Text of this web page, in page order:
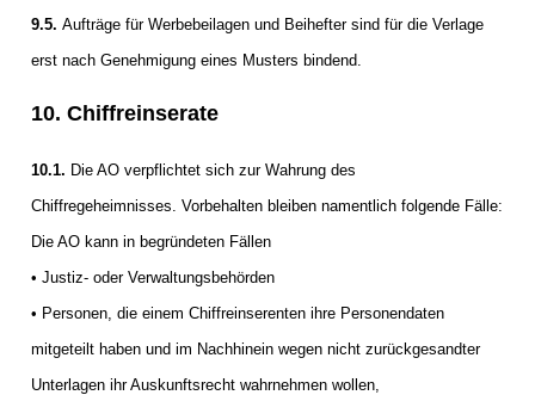
9.5. Aufträge für Werbebeilagen und Beihefter sind für die Verlage
erst nach Genehmigung eines Musters bindend.
10. Chiffreinserate
10.1. Die AO verpflichtet sich zur Wahrung des
Chiffregeheimnisses. Vorbehalten bleiben namentlich folgende Fälle:
Die AO kann in begründeten Fällen
• Justiz- oder Verwaltungsbehörden
• Personen, die einem Chiffreinserenten ihre Personendaten
mitgeteilt haben und im Nachhinein wegen nicht zurückgesandter
Unterlagen ihr Auskunftsrecht wahrnehmen wollen,